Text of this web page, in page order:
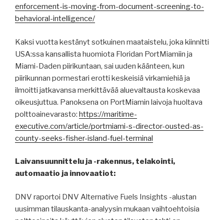
enforcement-is-moving-from-document-screening-to-
behavioral-intelligence/
Kaksi vuotta kestänyt sotkuinen maataistelu, joka kiinnitti
USA:ssa kansallista huomiota Floridan PortMiamiin ja
Miami-Daden piirikuntaan, sai uuden käänteen, kun
piirikunnan pormestari erotti keskeisiä virkamiehiä ja
ilmoitti jatkavansa merkittävää aluevaltausta koskevaa
oikeusjuttua. Panoksena on PortMiamin laivoja huoltava
polttoainevarasto: https://maritime-
executive.com/article/portmiami-s-director-ousted-as-
county-seeks-fisher-island-fuel-terminal
Laivansuunnittelu ja -rakennus, telakointi,
automaatio ja innovaatiot:
DNV raportoi DNV Alternative Fuels Insights -alustan
uusimman tilauskanta-analyysin mukaan vaihtoehtoisia